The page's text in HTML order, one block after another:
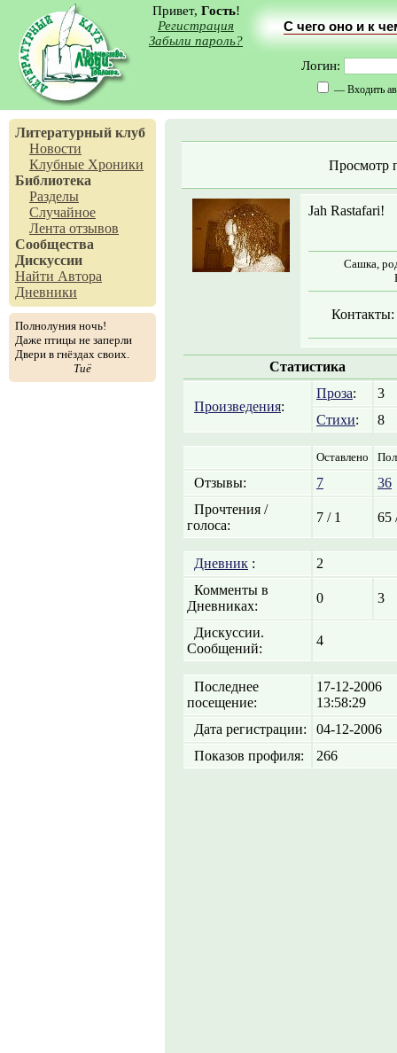
Привет, Гость!
Регистрация
Забыли пароль?
С чего оно и к
Логин:
— Входить
Литературный клуб
Новости
Клубные Хроники
Библиотека
Разделы
Случайное
Лента отзывов
Сообщества
Дискуссии
Найти Автора
Дневники
Полнолуния ночь!
Даже птицы не заперли
Двери в гнёздах своих.
Тиё
Просмотр
Jah Rastafari!
Сашка,
Контакты:
Статистика
Произведения:
Проза:
3
Стихи: 8
Оставлено
Отзывы: 7
36
Прочтения /
голоса:
7 / 1 65
Дневник :
2
Комменты в
Дневниках:
0 3
Дискуссии.
Сообщений:
4
Последнее
посещение:
17-12-2006
13:58:29
Дата регистрации:
04-12-2006
Показов профиля:
266